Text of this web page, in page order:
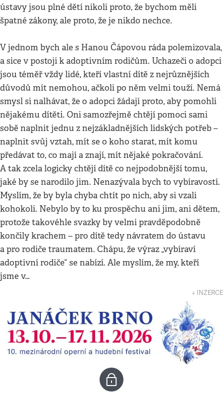
ústavy jsou plné dětí nikoli proto, že bychom měli
špatné zákony, ale proto, že je nikdo nechce.
V jednom bych ale s Hanou Čápovou ráda polemizovala,
a sice v postoji k adoptivním rodičům. Uchazeči o adopci
jsou téměř vždy lidé, kteří vlastní dítě z nejrůznějších
důvodů mít nemohou, ačkoli po něm velmi touží. Nemá
smysl si nalhávat, že o adopci žádají proto, aby pomohli
nějakému dítěti. Oni samozřejmě chtějí pomoci sami
sobě naplnit jednu z nejzákladnějších lidských potřeb –
naplnit svůj vztah, mít se o koho starat, mít komu
předávat to, co mají a znají, mít nějaké pokračování.
A tak zcela logicky chtějí dítě co nejpodobnější tomu,
jaké by se narodilo jim. Nenazývala bych to vybíravostí.
Myslím, že by byla chyba chtít po nich, aby si vzali
kohokoli. Nebylo by to ku prospěchu ani jim, ani dětem,
protože takovéhle svazky by velmi pravděpodobně
končily krachem – pro dítě tedy návratem do ústavu
a pro rodiče traumatem. Chápu, že výraz „vybíraví
adoptivní rodiče“ se nabízí. Ale myslím, že my, kteří
jsme v…
↓ INZERCE